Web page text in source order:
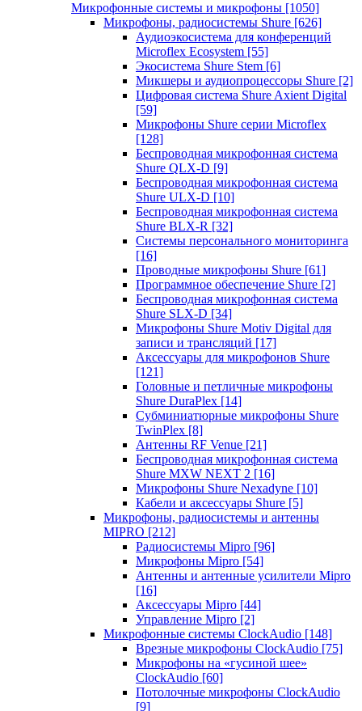
Микрофонные системы и микрофоны [1050]
Микрофоны, радиосистемы Shure [626]
Аудиоэкосистема для конференций
Microflex Ecosystem [55]
Экосистема Shure Stem [6]
Микшеры и аудиопроцессоры Shure [2]
Цифровая система Shure Axient Digital
[59]
Микрофоны Shure серии Microflex
[128]
Беспроводная микрофонная система
Shure QLX-D [9]
Беспроводная микрофонная система
Shure ULX-D [10]
Беспроводная микрофонная система
Shure BLX-R [32]
Системы персонального мониторинга
[16]
Проводные микрофоны Shure [61]
Программное обеспечение Shure [2]
Беспроводная микрофонная система
Shure SLX-D [34]
Микрофоны Shure Motiv Digital для
записи и трансляций [17]
Аксессуары для микрофонов Shure
[121]
Головные и петличные микрофоны
Shure DuraPlex [14]
Субминиатюрные микрофоны Shure
TwinPlex [8]
Антенны RF Venue [21]
Беспроводная микрофонная система
Shure MXW NEXT 2 [16]
Микрофоны Shure Nexadyne [10]
Кабели и аксессуары Shure [5]
Микрофоны, радиосистемы и антенны
MIPRO [212]
Радиосистемы Mipro [96]
Микрофоны Mipro [54]
Антенны и антенные усилители Mipro
[16]
Аксессуары Mipro [44]
Управление Mipro [2]
Микрофонные системы ClockAudio [148]
Врезные микрофоны ClockAudio [75]
Микрофоны на «гусиной шее»
ClockAudio [60]
Потолочные микрофоны ClockAudio
[9]